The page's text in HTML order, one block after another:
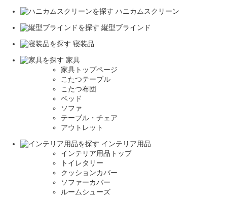
ハニカムスクリーン
縦型ブラインド
寝装品
家具
家具トップページ
こたつテーブル
こたつ布団
ベッド
ソファ
テーブル・チェア
アウトレット
インテリア用品
インテリア用品トップ
トイレタリー
クッションカバー
ソファーカバー
ルームシューズ